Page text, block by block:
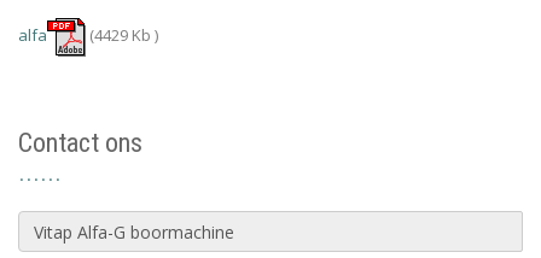
alfa (4429 Kb )
Contact ons